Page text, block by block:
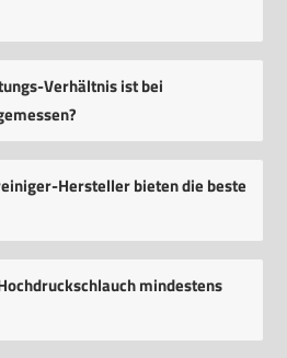
Verhältnis ist bei
Hersteller bieten die beste
mindestens